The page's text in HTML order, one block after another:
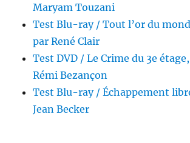
Maryam Touzani
Test Blu-ray / Tout l’or du
par René Clair
Test DVD / Le Crime du 3e
Rémi Bezançon
Test Blu-ray / Échappement
Jean Becker